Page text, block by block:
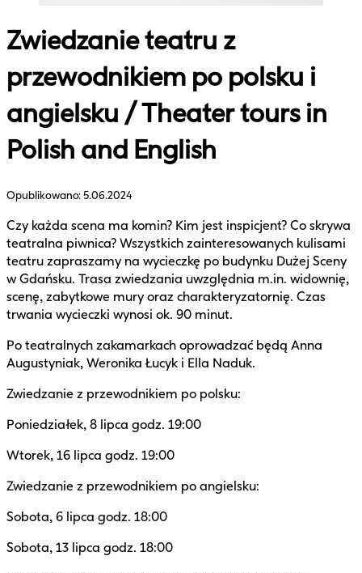
Zwiedzanie teatru z
przewodnikiem po polsku i
angielsku / Theater tours in
Polish and English
Opublikowano:5.06.2024
Czy każda scena ma komin? Kim jest inspicjent? Co skrywa
teatralna piwnica? Wszystkich zainteresowanych kulisami
teatru zapraszamy na wycieczkę po budynku Dużej Sceny
w Gdańsku. Trasa zwiedzania uwzględnia m.in. widownię,
scenę, zabytkowe mury oraz charakteryzatornię. Czas
trwania wycieczki wynosi ok. 90 minut.
Po teatralnych zakamarkach oprowadzać będą Anna
Augustyniak, Weronika Łucyk i Ella Naduk.
Zwiedzanie z przewodnikiem po polsku:
Poniedziałek, 8 lipca godz. 19:00
Wtorek, 16 lipca godz. 19:00
Zwiedzanie z przewodnikiem po angielsku:
Sobota, 6 lipca godz. 18:00
Sobota, 13 lipca godz. 18:00